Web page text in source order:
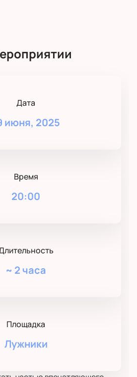
Дата
июня, 2025
Время
20:00
~ 2 часа
Площадка
Лужники